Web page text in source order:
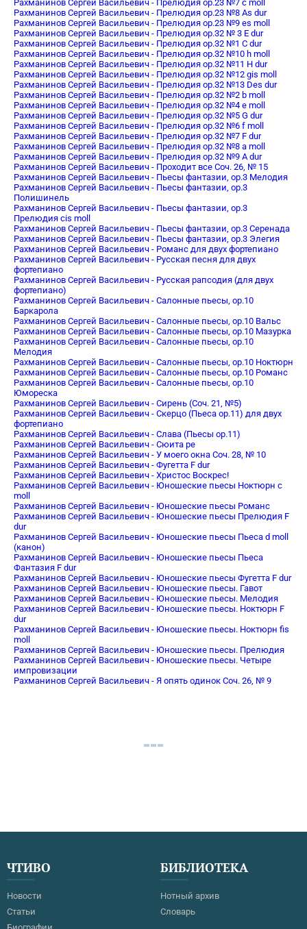
Рахманинов Сергей Васильевич - Прелюдия oр.23 №7 c moll
Рахманинов Сергей Васильевич - Прелюдия oр.23 №8 As dur
Рахманинов Сергей Васильевич - Прелюдия oр.23 №9 es moll
Рахманинов Сергей Васильевич - Прелюдия ор.32 № 3 E dur
Рахманинов Сергей Васильевич - Прелюдия ор.32 №1 C dur
Рахманинов Сергей Васильевич - Прелюдия ор.32 №10 h moll
Рахманинов Сергей Васильевич - Прелюдия ор.32 №11 H dur
Рахманинов Сергей Васильевич - Прелюдия ор.32 №12 gis moll
Рахманинов Сергей Васильевич - Прелюдия ор.32 №13 Des dur
Рахманинов Сергей Васильевич - Прелюдия ор.32 №2 b moll
Рахманинов Сергей Васильевич - Прелюдия ор.32 №4 e moll
Рахманинов Сергей Васильевич - Прелюдия ор.32 №5 G dur
Рахманинов Сергей Васильевич - Прелюдия ор.32 №6 f moll
Рахманинов Сергей Васильевич - Прелюдия ор.32 №7 F dur
Рахманинов Сергей Васильевич - Прелюдия ор.32 №8 a moll
Рахманинов Сергей Васильевич - Прелюдия ор.32 №9 A dur
Рахманинов Сергей Васильевич - Проходит все Соч. 26, № 15
Рахманинов Сергей Васильевич - Пьесы фантазии, op.3 Мелодия
Рахманинов Сергей Васильевич - Пьесы фантазии, op.3
Полишинель
Рахманинов Сергей Васильевич - Пьесы фантазии, op.3
Прелюдия cis moll
Рахманинов Сергей Васильевич - Пьесы фантазии, op.3 Серенада
Рахманинов Сергей Васильевич - Пьесы фантазии, op.3 Элегия
Рахманинов Сергей Васильевич - Романс для двух фортепиано
Рахманинов Сергей Васильевич - Русская песня для двух
фортепиано
Рахманинов Сергей Васильевич - Русская рапсодия (для двух
фортепиано)
Рахманинов Сергей Васильевич - Салонные пьесы, op.10
Баркарола
Рахманинов Сергей Васильевич - Салонные пьесы, op.10 Вальс
Рахманинов Сергей Васильевич - Салонные пьесы, op.10 Мазурка
Рахманинов Сергей Васильевич - Салонные пьесы, op.10
Мелодия
Рахманинов Сергей Васильевич - Салонные пьесы, op.10 Ноктюрн
Рахманинов Сергей Васильевич - Салонные пьесы, op.10 Романс
Рахманинов Сергей Васильевич - Салонные пьесы, op.10
Юмореска
Рахманинов Сергей Васильевич - Сирень (Соч. 21, №5)
Рахманинов Сергей Васильевич - Скерцо (Пьеса op.11) для двух
фортепиано
Рахманинов Сергей Васильевич - Слава (Пьесы op.11)
Рахманинов Сергей Васильевич - Сюита ре
Рахманинов Сергей Васильевич - У моего окна Соч. 28, № 10
Рахманинов Сергей Васильевич - Фугетта F dur
Рахманинов Сергей Васильевич - Христос Воскрес!
Рахманинов Сергей Васильевич - Юношеские пьесы Ноктюрн c
moll
Рахманинов Сергей Васильевич - Юношеские пьесы Романс
Рахманинов Сергей Васильевич - Юношеские пьесы Прелюдия F
dur
Рахманинов Сергей Васильевич - Юношеские пьесы Пьеса d moll
(канон)
Рахманинов Сергей Васильевич - Юношеские пьесы Пьеса
Фантазия F dur
Рахманинов Сергей Васильевич - Юношеские пьесы Фугетта F dur
Рахманинов Сергей Васильевич - Юношеские пьесы. Гавот
Рахманинов Сергей Васильевич - Юношеские пьесы. Мелодия
Рахманинов Сергей Васильевич - Юношеские пьесы. Ноктюрн F
dur
Рахманинов Сергей Васильевич - Юношеские пьесы. Ноктюрн fis
moll
Рахманинов Сергей Васильевич - Юношеские пьесы. Прелюдия
Рахманинов Сергей Васильевич - Юношеские пьесы. Четыре
импровизации
Рахманинов Сергей Васильевич - Я опять одинок Соч. 26, № 9
ЧТИВО
Новости
Статьи
БИБЛИОТЕКА
Нотный архив
Словарь